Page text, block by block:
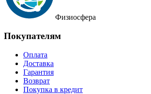
Физиосфера
Покупателям
Оплата
Доставка
Гарантия
Возврат
Покупка в кредит